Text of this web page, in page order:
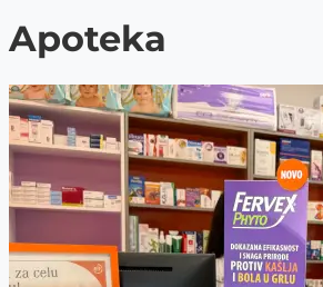
Apoteka